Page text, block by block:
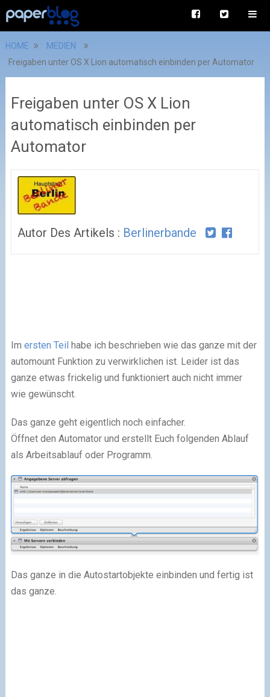
HOME
MEDIEN
Freigaben unter OS X Lion automatisch einbinden per Automator
Freigaben unter OS X Lion
automatisch einbinden per
Automator
Autor Des Artikels : Berlinerbande
Im ersten Teil habe ich beschrieben wie das ganze mit der
automount Funktion zu verwirklichen ist. Leider ist das
ganze etwas frickelig und funktioniert auch nicht immer
wie gewünscht.
Das ganze geht eigentlich noch einfacher.
Öffnet den Automator und erstellt Euch folgenden Ablauf
als Arbeitsablauf oder Programm.
Das ganze in die Autostartobjekte einbinden und fertig ist
das ganze.